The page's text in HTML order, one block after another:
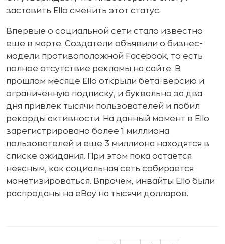
заставить Ello сменить этот статус.
Впервые о социальной сети стало известно
еще в марте. Создатели объявили о бизнес-
модели противоположной Facebook, то есть
полное отсутствие рекламы на сайте. В
прошлом месяце Ello открыли бета-версию и
ограниченную подписку, и буквально за два
дня привлек тысячи пользователей и побил
рекорды активности. На данный момент в Ello
зарегистрировано более 1 миллиона
пользователей и еще 3 миллиона находятся в
списке ожидания. При этом пока остается
неясным, как социальная сеть собирается
монетизироваться. Впрочем, инвайты Ello были
распроданы на eBay на тысячи долларов.